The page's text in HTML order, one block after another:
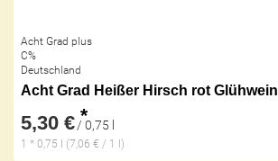
Acht Grad plus
C%
Deutschland
Acht Grad Heißer Hirsch rot Glühwein
5,30 € *
/ 0,75 l
1 * 0,75 l (7,06 € / 1 l)